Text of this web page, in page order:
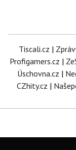
Tiscali.cz |
Profigamers.cz |
Úschovna.cz |
CZhity.cz |